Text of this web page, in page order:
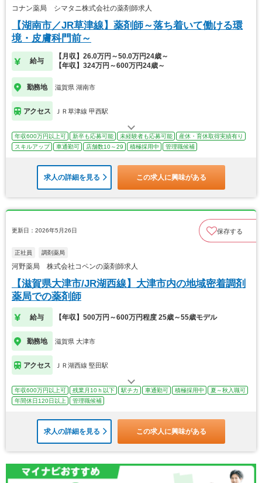
コナン薬局 シマタニ株式会社の薬剤師求人
【湖南市／JR草津線】薬剤師～落ち着いて働ける環
境・皮膚科門前～
給与
【月収】26.0万円～50.0万円24歳～
【年収】324万円～600万円24歳～
勤務地 滋賀県 湖南市
アクセス ＪＲ草津線 甲西駅
年収600万円以上可 新卒も応募可能 未経験者も応募可能
産休・育休取得実績有り
スキルアップ
車通勤可 店舗数10～29 積極採用中 管理職候補
求人の詳細を見る この求人に興味がある
更新日：2026年5月26日 保存する
正社員 調剤薬局
河野薬局 株式会社コペンの薬剤師求人
【滋賀県大津市/JR湖西線】大津市内の地域密着調剤
薬局での薬剤師
給与 【年収】500万円～600万円程度 25歳～55歳モデル
勤務地 滋賀県 大津市
アクセス ＪＲ湖西線 堅田駅
年収600万円以上可 残業月10ｈ以下 駅チカ 車通勤可 積極採用中
夏～秋入職可
年間休日120日以上
管理職候補
求人の詳細を見る この求人に興味がある